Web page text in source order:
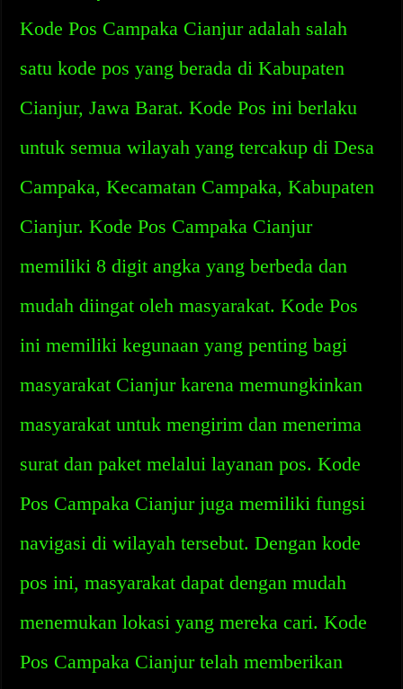
Kode Pos Campaka Cianjur adalah salah
satu kode pos yang berada di Kabupaten
Cianjur, Jawa Barat. Kode Pos ini berlaku
untuk semua wilayah yang tercakup di Desa
Campaka, Kecamatan Campaka, Kabupaten
Cianjur. Kode Pos Campaka Cianjur
memiliki 8 digit angka yang berbeda dan
mudah diingat oleh masyarakat. Kode Pos
ini memiliki kegunaan yang penting bagi
masyarakat Cianjur karena memungkinkan
masyarakat untuk mengirim dan menerima
surat dan paket melalui layanan pos. Kode
Pos Campaka Cianjur juga memiliki fungsi
navigasi di wilayah tersebut. Dengan kode
pos ini, masyarakat dapat dengan mudah
menemukan lokasi yang mereka cari. Kode
Pos Campaka Cianjur telah memberikan